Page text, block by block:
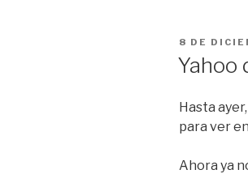
8 DE
Yahoo
Hasta
para ver
Ahora ya